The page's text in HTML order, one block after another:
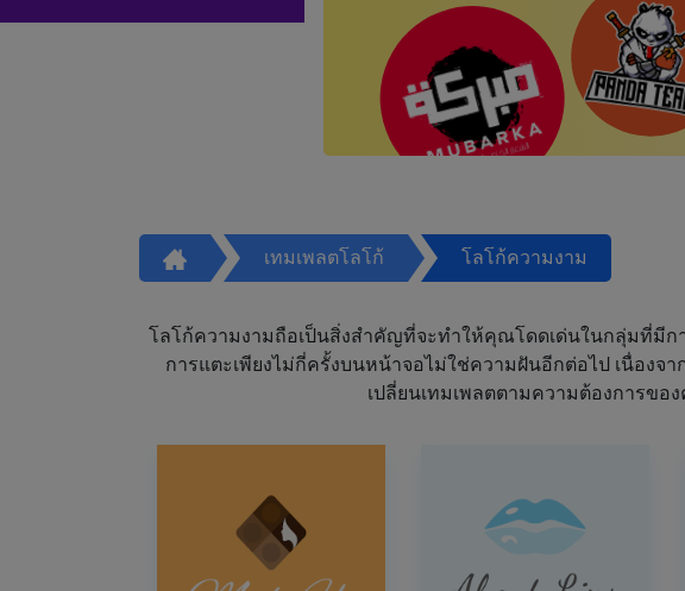
เทมเพลตโลโก้ โลโก้ความงาม
โลโก้ความงามถือเป็นสิ่งสำคัญที่จะทำให้คุณโดดเด่นในกลุ่มที่มี
การแตะเพียงไม่กี่ครั้งบนหน้าจอไม่ใช่ความฝันอีกต่อไป เนื่อง
เปลี่ยนเทมเพลตตามความต้องการข